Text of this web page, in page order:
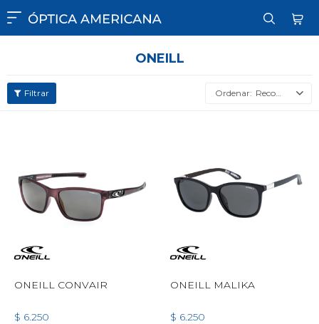

ONEILL
Recomendados
ONEILL CONVAIR
$ 6.250
ONEILL MALIKA
$ 6.250